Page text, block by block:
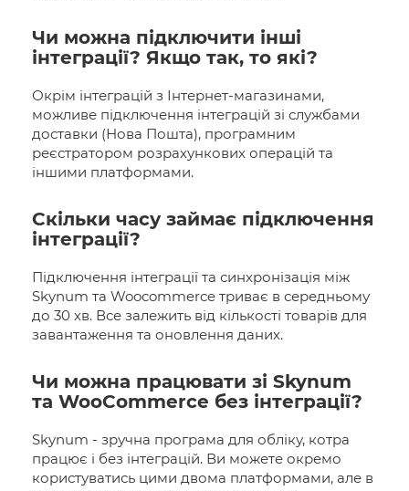
Чи можна підключити інші
інтеграції? Якщо так, то які?
Окрім інтеграцій з Інтернет-магазинами,
можливе підключення інтеграцій зі службами
доставки (Нова Пошта), програмним
реєстратором розрахункових операцій та
іншими платформами.
Скільки часу займає підключення
інтеграції?
Підключення інтеграції та синхронізація між
Skynum та Woocommerce триває в середньому
до 30 хв. Все залежить від кількості товарів для
завантаження та оновлення даних.
Чи можна працювати зі Skynum
та WooCommerce без інтеграції?
Skynum - зручна програма для обліку, котра
працює і без інтеграцій. Ви можете окремо
користуватись цими двома платформами, але в